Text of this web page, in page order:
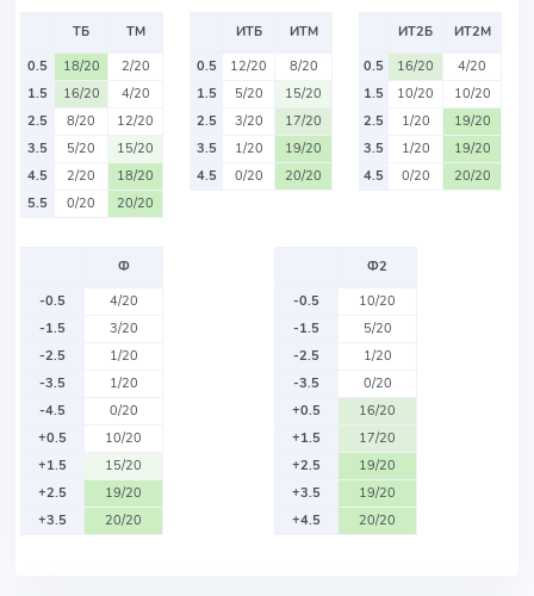
ТБ
ТМ
0.5
18/20
2/20
1.5
16/20
4/20
2.5
8/20
12/20
3.5
5/20
15/20
4.5
2/20
18/20
5.5
0/20 20/20
ИТБ
ИТМ
0.5
12/20
8/20
1.5
5/20
15/20
2.5
3/20
17/20
3.5
1/20
19/20
4.5
0/20 20/20
ИТ2Б
ИТ2М
0.5
16/20
4/20
1.5
10/20
10/20
2.5
1/20
19/20
3.5
1/20
19/20
4.5
0/20 20/20
Ф
-0.5
4/20
-1.5
3/20
-2.5
1/20
-3.5
1/20
-4.5
0/20
+0.5
10/20
+1.5
15/20
+2.5
19/20
+3.5
20/20
Ф2
-0.5
10/20
-1.5
5/20
-2.5
1/20
-3.5
0/20
+0.5
16/20
+1.5
17/20
+2.5
19/20
+3.5
19/20
+4.5
20/20